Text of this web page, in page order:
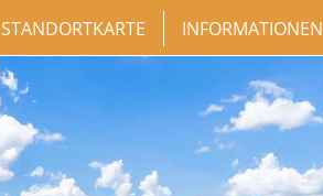
STANDORTKARTE INFORMATIONEN